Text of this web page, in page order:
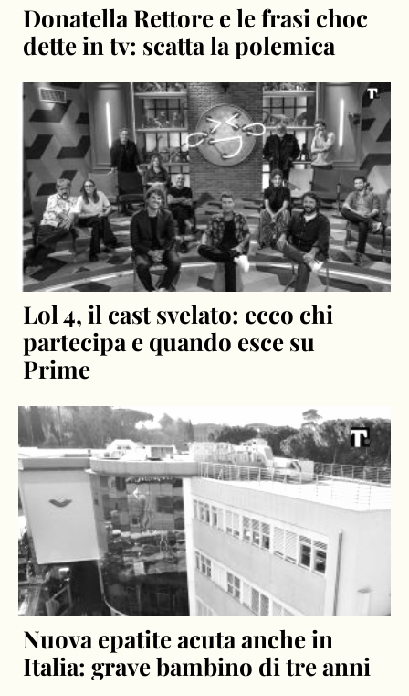
Donatella Rettore e le frasi choc
dette in tv: scatta la polemica
Lol 4, il cast svelato: ecco chi
partecipa e quando esce su
Prime
Nuova epatite acuta anche in
Italia: grave bambino di tre anni